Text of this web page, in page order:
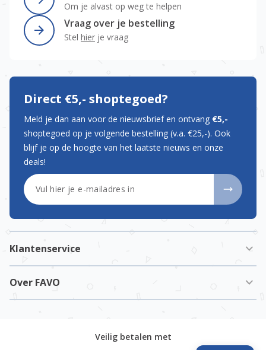
Om je alvast op weg te helpen
Vraag over je bestelling
Stel hier je vraag
Klantenservice
Over FAVO
Direct €5,- shoptegoed?
Meld je dan aan voor de nieuwsbrief en ontvang €5,-
shoptegoed op je volgende bestelling (v.a. €25,-). Ook
blijf je op de hoogte van het laatste nieuws en onze
deals!
E-mailadres
Veilig betalen met